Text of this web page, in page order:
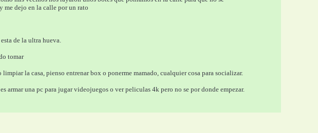
me dejo en la calle por un rato
de la ultra hueva.
tomar
la casa, pienso entrenar box o ponerme mamado, cualquier cosa para socializar.
armar una pc para jugar videojuegos o ver peliculas 4k pero no se por donde empezar.